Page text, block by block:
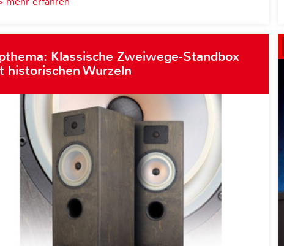
Klassische Zweiwege-Standbox
historischen Wurzeln